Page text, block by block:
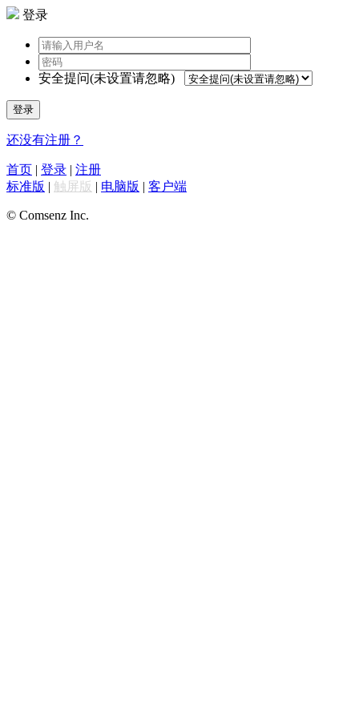
登录
安全提问(未设置请忽略)
登录
还没有注册？
首页 | 登录 | 注册
标准版 | 触屏版 | 电脑版 | 客户端
© Comsenz Inc.